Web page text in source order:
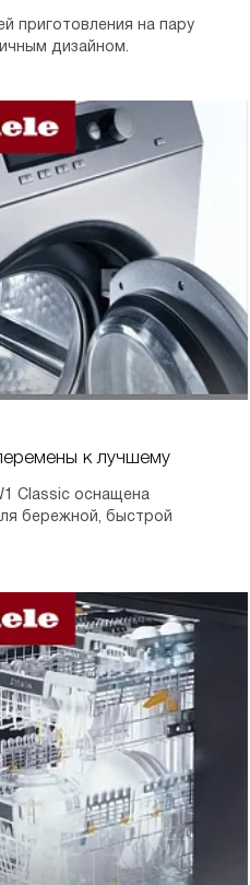
приготовления на пару
дизайном.
к лучшему
Classic оснащена
бережной, быстрой